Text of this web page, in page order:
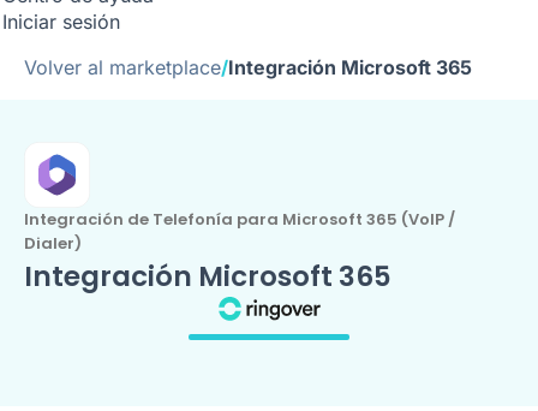
Iniciar sesión
Volver al marketplace/Integración Microsoft 365
Integración de Telefonía para Microsoft 365 (VoIP /
Dialer)
Integración Microsoft 365